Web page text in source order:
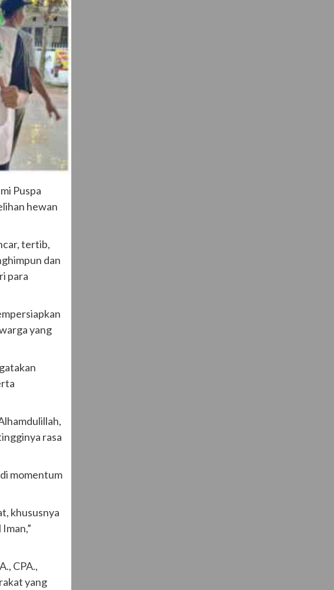
Puspa
hewan
tertib,
dan
para
yang
rasa
momentum
khususnya
CPA.,
yang